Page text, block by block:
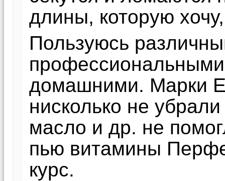
длины, которую
Пользуюсь
домашними. Марки
нисколько не
масло и др. не
пью витамины
курс.